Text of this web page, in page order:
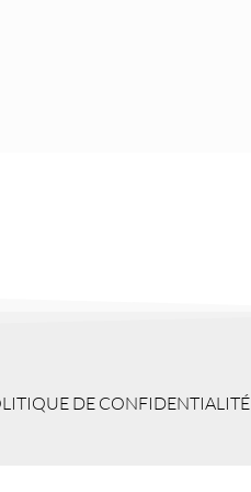
DE CONFIDENTIALITÉ